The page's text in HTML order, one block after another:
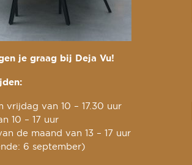
je graag bij Deja Vu!
vrijdag van 10 – 17.30 uur
10 – 17 uur
de maand van 13 – 17 uur
6 september)